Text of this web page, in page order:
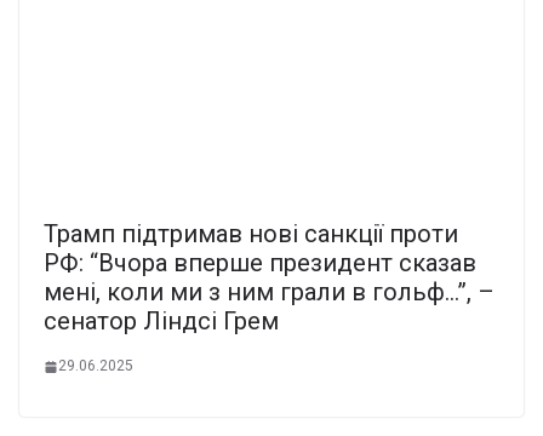
Трамп підтримав нові санкції проти
РФ: “Вчора вперше президент сказав
мені, коли ми з ним грали в гольф…”, –
сенатор Ліндсі Грем
29.06.2025